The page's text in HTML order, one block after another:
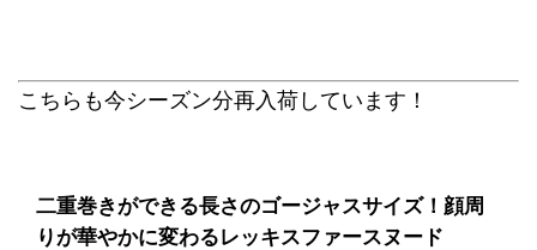
こちらも今シーズン分再入荷しています！
二重巻きができる長さのゴージャスサイズ！顔周
りが華やかに変わるレッキスファースヌード